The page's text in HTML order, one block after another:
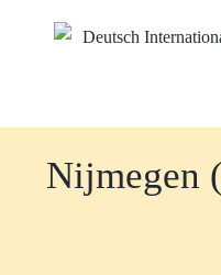
Nijmegen